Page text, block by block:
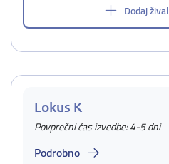
Dodaj žival
Lokus K
Povprečni čas izvedbe: 4-5 dni
Podrobno